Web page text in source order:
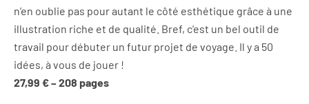
n’en oublie pas pour autant le côté esthétique grâce à une
illustration riche et de qualité. Bref, c’est un bel outil de
travail pour débuter un futur projet de voyage. Il y a 50
idées, à vous de jouer !
27,99 € – 208 pages